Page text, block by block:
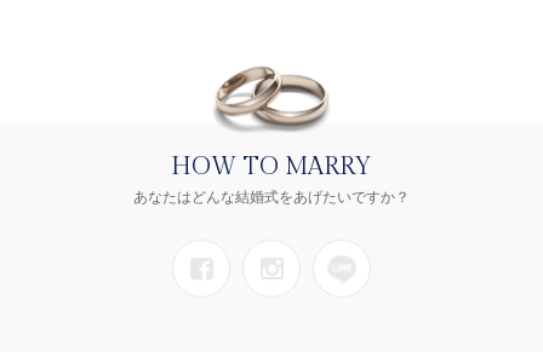
HOW TO MARRY
あなたはどんな結婚式をあげたいですか？